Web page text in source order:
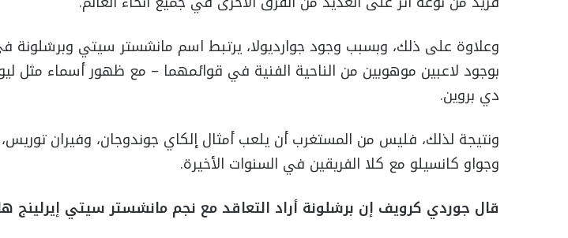
وعلاوة على ذلك، وبسبب وجود جوارديولا، يرتبط اسم مانشستر سيتي وبرشلونة
بوجود لاعبين موهوبين من الناحية الفنية في قوائمهما – مع ظهور أسماء مثل
دي بروين.
ونتيجة لذلك، فليس من المستغرب أن يلعب أمثال إلكاي جوندوجان، وفيران توريس،
وجواو كانسيلو مع كلا الفريقين في السنوات الأخيرة.
قال جوردي كرويف إن برشلونة أراد التعاقد مع نجم مانشستر سيتي إيرلينج